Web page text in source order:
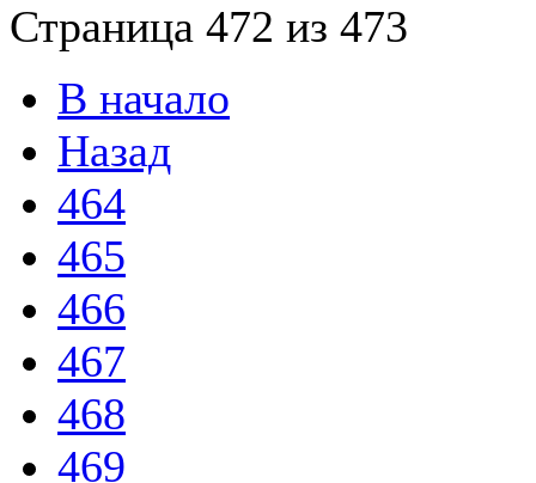
Страница 472 из 473
В начало
Назад
464
465
466
467
468
469